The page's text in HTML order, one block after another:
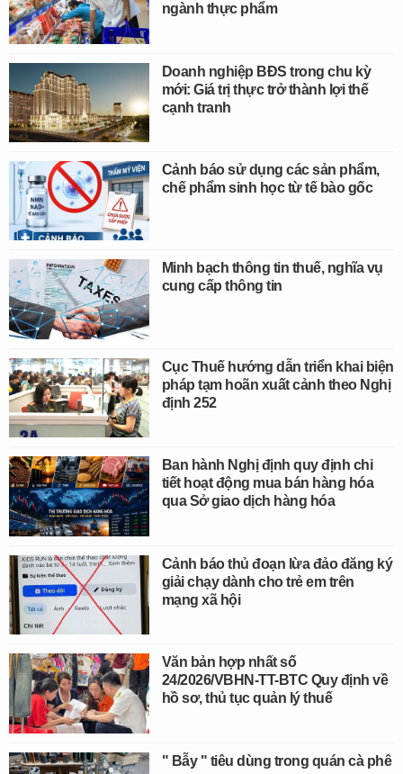
ngành thực phẩm
Doanh nghiệp BĐS trong chu kỳ
mới: Giá trị thực trở thành lợi thế
cạnh tranh
Cảnh báo sử dụng các sản phẩm,
chế phẩm sinh học từ tế bào gốc
Minh bạch thông tin thuế, nghĩa vụ
cung cấp thông tin
Cục Thuế hướng dẫn triển khai biện
pháp tạm hoãn xuất cảnh theo Nghị
định 252
Ban hành Nghị định quy định chi
tiết hoạt động mua bán hàng hóa
qua Sở giao dịch hàng hóa
Cảnh báo thủ đoạn lừa đảo đăng ký
giải chạy dành cho trẻ em trên
mạng xã hội
Văn bản hợp nhất số
24/2026/VBHN-TT-BTC Quy định về
hồ sơ, thủ tục quản lý thuế
" Bẫy " tiêu dùng trong quán cà phê